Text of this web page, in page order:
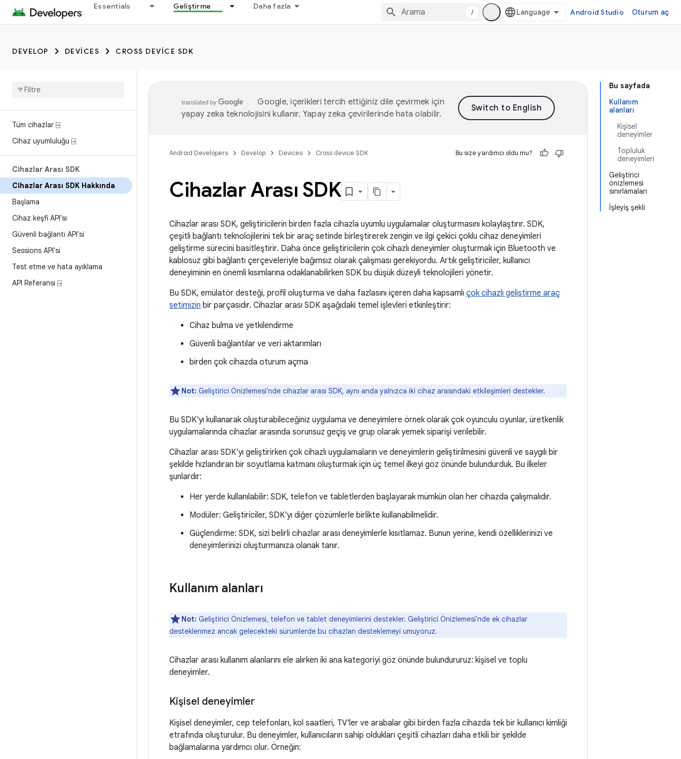
Essentials Geliştirme Daha fazla
/ Android Studio Oturum aç
DEVELOP DEVICES CROSS DEVICE SDK
Tüm cihazlar ⍈
Cihaz uyumluluğu ⍈
Cihazlar Arası SDK
Cihazlar Arası SDK Hakkında
Başlama
Cihaz keşfi API'sı
Güvenli bağlantı API'si
Sessions API'si
Test etme ve hata ayıklama
API Referansı ⍈
Bu sayfada
Kullanım
alanları
Kişisel
deneyimler
Topluluk
deneyimleri
Geliştirici
önizlemesi
sınırlamaları
İşleyiş şekli
Google, içerikleri tercih ettiğiniz dile çevirmek için
yapay zeka teknolojisini kullanır. Yapay zeka çevirilerinde hata olabilir.
Android Developers Develop Devices Cross device SDK Bu size yardımcı oldu mu?
Cihazlar Arası SDK
Cihazlar arası SDK, geliştiricilerin birden fazla cihazla uyumlu uygulamalar oluşturmasını kolaylaştırır. SDK,
çeşitli bağlantı teknolojilerini tek bir araç setinde birleştirerek zengin ve ilgi çekici çoklu cihaz deneyimleri
geliştirme sürecini basitleştirir. Daha önce geliştiricilerin çok cihazlı deneyimler oluşturmak için Bluetooth ve
kablosuz gibi bağlantı çerçeveleriyle bağımsız olarak çalışması gerekiyordu. Artık geliştiriciler, kullanıcı
deneyiminin en önemli kısımlarına odaklanabilirken SDK bu düşük düzeyli teknolojileri yönetir.
Bu SDK, emülatör desteği, profil oluşturma ve daha fazlasını içeren daha kapsamlı çok cihazlı geliştirme araç
setimizin bir parçasıdır. Cihazlar arası SDK aşağıdaki temel işlevleri etkinleştirir:
Cihaz bulma ve yetkilendirme
Güvenli bağlantılar ve veri aktarımları
birden çok cihazda oturum açma
Not: Geliştirici Önizlemesi'nde cihazlar arası SDK, aynı anda yalnızca iki cihaz arasındaki etkileşimleri destekler.
Bu SDK'yı kullanarak oluşturabileceğiniz uygulama ve deneyimlere örnek olarak çok oyunculu oyunlar, üretkenlik
uygulamalarında cihazlar arasında sorunsuz geçiş ve grup olarak yemek siparişi verilebilir.
Cihazlar arası SDK'yı geliştirirken çok cihazlı uygulamaların ve deneyimlerin geliştirilmesini güvenli ve saygılı bir
şekilde hızlandıran bir soyutlama katmanı oluşturmak için üç temel ilkeyi göz önünde bulundurduk. Bu ilkeler
şunlardır:
Her yerde kullanılabilir: SDK, telefon ve tabletlerden başlayarak mümkün olan her cihazda çalışmalıdır.
Modüler: Geliştiriciler, SDK'yı diğer çözümlerle birlikte kullanabilmelidir.
Güçlendirme: SDK, sizi belirli cihazlar arası deneyimlerle kısıtlamaz. Bunun yerine, kendi özelliklerinizi ve
deneyimlerinizi oluşturmanıza olanak tanır.
Kullanım alanları
Not: Geliştirici Önizlemesi, telefon ve tablet deneyimlerini destekler. Geliştirici Önizlemesi'nde ek cihazlar
desteklenmez ancak gelecekteki sürümlerde bu cihazları desteklemeyi umuyoruz.
Cihazlar arası kullanım alanlarını ele alırken iki ana kategoriyi göz önünde bulundururuz: kişisel ve toplu
deneyimler.
Kişisel deneyimler
Kişisel deneyimler, cep telefonları, kol saatleri, TV'ler ve arabalar gibi birden fazla cihazda tek bir kullanıcı kimliği
etrafında oluşturulur. Bu deneyimler, kullanıcıların sahip oldukları çeşitli cihazları daha etkili bir şekilde
bağlamalarına yardımcı olur. Örneğin: